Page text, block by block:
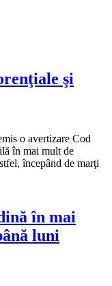
şi
o avertizare Cod
în mai mult de
începând de marţi
în mai
luni